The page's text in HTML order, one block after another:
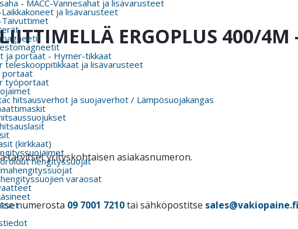
- MACC-Vannesahat ja lisävarusteet
Laikkakoneet ja lisävarusteet
Taivuttimet
ja portaat - Hymer-tikkaat
teleskooppitikkaat ja lisävarusteet
portaat
työportaat
hitsausverhot ja suojaverhot / Lämpösuojakangas
(kirkkaat)
hengityssuojat
varaosat
ERGOPLUS 400/4M
tarvitset yrityskohtaisen asiakasnumeron.
numerosta 09 7001 7210tai sähköpostitse sales@vakiopaine.fi